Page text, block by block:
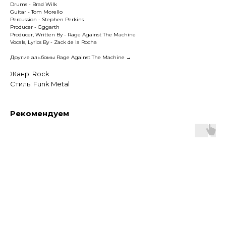
Drums - Brad Wilk
Guitar - Tom Morello
Percussion - Stephen Perkins
Producer - Gggarth
Producer, Written By - Rage Against The Machine
Vocals, Lyrics By - Zack de la Rocha
Другие альбомы Rage Against The Machine →
Жанр: Rock
Стиль: Funk Metal
Рекомендуем